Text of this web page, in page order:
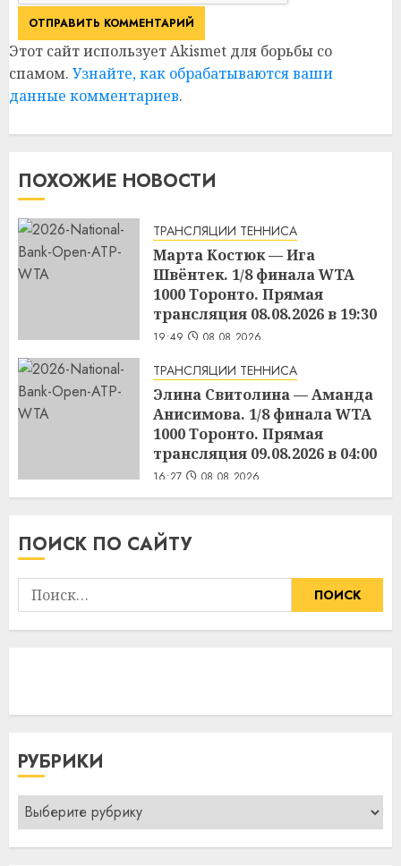
Этот сайт использует Akismet для борьбы со
спамом. Узнайте, как обрабатываются ваши
данные комментариев.
ПОХОЖИЕ НОВОСТИ
ТРАНСЛЯЦИИ ТЕННИСА
Марта Костюк — Ига
Швёнтек. 1/8 финала WTA
1000 Торонто. Прямая
трансляция 08.08.2026 в 19:30
19:49 08.08.2026
ТРАНСЛЯЦИИ ТЕННИСА
Элина Свитолина — Аманда
Анисимова. 1/8 финала WTA
1000 Торонто. Прямая
трансляция 09.08.2026 в 04:00
16:27 08.08.2026
ПОИСК ПО САЙТУ
Найти:
РУБРИКИ
Рубрики